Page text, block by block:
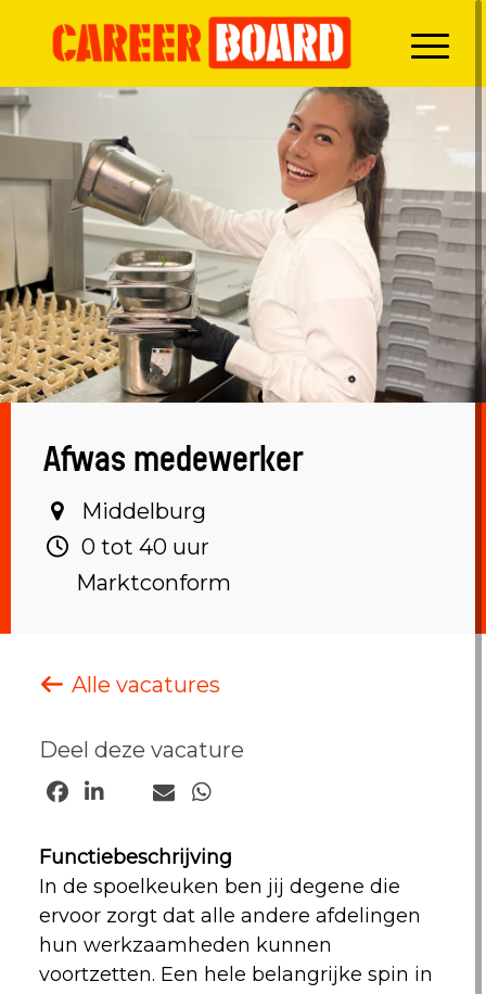
Afwas medewerker
Middelburg ‎
0 tot 40 uur ‎
Marktconform
Alle vacatures
Deel deze vacature
Functiebeschrijving
In de spoelkeuken ben jij degene die
ervoor zorgt dat alle andere afdelingen
hun werkzaamheden kunnen
voortzetten. Een hele belangrijke spin in